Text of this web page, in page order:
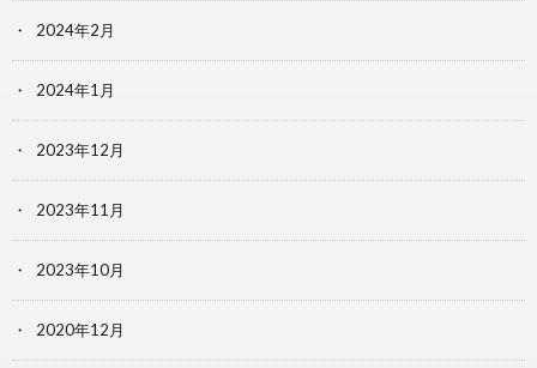
2024年2月
2024年1月
2023年12月
2023年11月
2023年10月
2020年12月